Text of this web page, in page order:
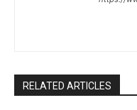
RELATED ARTICLES